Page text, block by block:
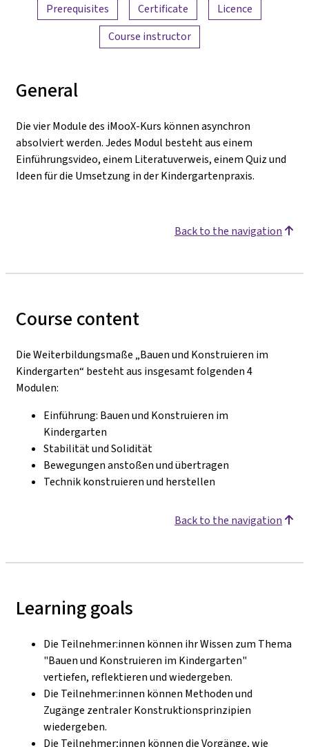
Prerequisites
Certificate
Licence
Course instructor
General
Die vier Module des iMooX-Kurs können asynchron
absolviert werden. Jedes Modul besteht aus einem
Einführungsvideo, einem Literatuverweis, einem Quiz und
Ideen für die Umsetzung in der Kindergartenpraxis.
Back to the navigation
Course content
Die Weiterbildungsmaße „Bauen und Konstruieren im
Kindergarten“ besteht aus insgesamt folgenden 4
Modulen:
Einführung: Bauen und Konstruieren im
Kindergarten
Stabilität und Solidität
Bewegungen anstoßen und übertragen
Technik konstruieren und herstellen
Back to the navigation
Learning goals
Die Teilnehmer:innen können ihr Wissen zum Thema
"Bauen und Konstruieren im Kindergarten"
vertiefen, reflektieren und wiedergeben.
Die Teilnehmer:innen können Methoden und
Zugänge zentraler Konstruktionsprinzipien
wiedergeben.
Die Teilnehmer;innen können die Vorgänge, wie